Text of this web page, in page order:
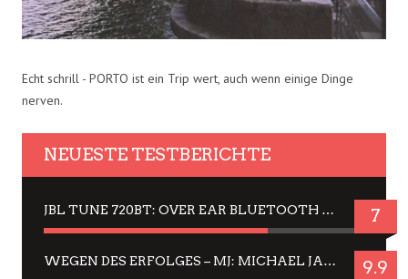
Echt schrill - PORTO ist ein Trip wert, auch wenn einige Dinge
nerven.
NEUESTE TESTBERICHTE
JBL TUNE 720BT: OVER EAR BLUETOOTH KOPFHÖRER UM DIE 50,-€ IM DAUER-TEST 7
WEGEN DES ERFOLGES – MJ: MICHAEL JACKSON MUSICAL IN EINER MATINEE SEHEN 9.9